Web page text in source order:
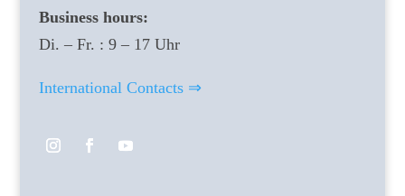
Business hours:
Di. – Fr. : 9 – 17 Uhr
International Contacts ⇒